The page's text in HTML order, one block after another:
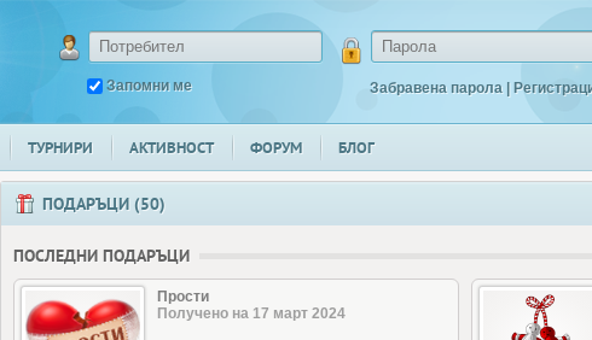
Запомни ме Забравена парола |
ТУРНИРИ АКТИВНОСТ ФОРУМ БЛОГ
ПОДАРЪЦИ (50)
ПОСЛЕДНИ ПОДАРЪЦИ
Прости
Получено на 17 март 2024